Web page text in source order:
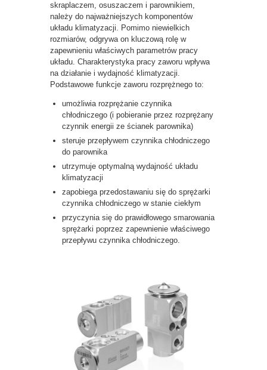
skraplaczem, osuszaczem i parownikiem,
należy do najważniejszych komponentów
układu klimatyzacji. Pomimo niewielkich
rozmiarów, odgrywa on kluczową rolę w
zapewnieniu właściwych parametrów pracy
układu. Charakterystyka pracy zaworu wpływa
na działanie i wydajność klimatyzacji.
Podstawowe funkcje zaworu rozprężnego to:
umożliwia rozprężanie czynnika
chłodniczego (i pobieranie przez rozprężany
czynnik energii ze ścianek parownika)
steruje przepływem czynnika chłodniczego
do parownika
utrzymuje optymalną wydajność układu
klimatyzacji
zapobiega przedostawaniu się do sprężarki
czynnika chłodniczego w stanie ciekłym
przyczynia się do prawidłowego smarowania
sprężarki poprzez zapewnienie właściwego
przepływu czynnika chłodniczego.